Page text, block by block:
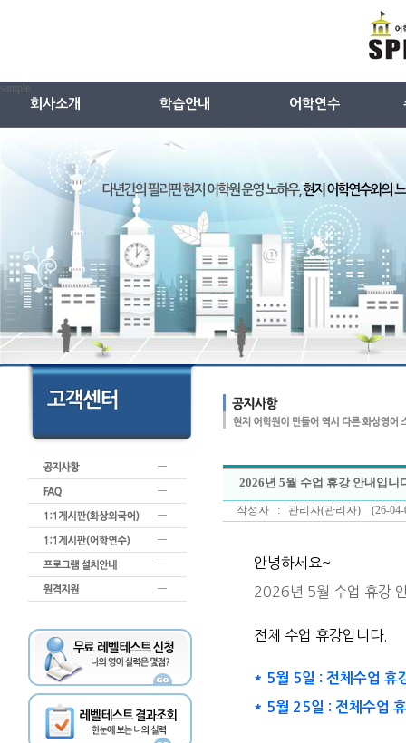
회사소개
특징(왜 스피킹온인가)
강사소개
강사선별과정
샘플수업듣기
학습안내
영어교재
중국어교재
일본어교재
어학연수
TESOL
주니어캠프
어학원시설안내
sample
2026년 5월 수업 휴강 안내입니
작성자 : 관리자(관리자) (26-04-
안녕하세요~
2026년 5월 수업 휴강
전체 수업 휴강입니다.
* 5월 5일 : 전체수업 휴
* 5월 25일 : 전체수업